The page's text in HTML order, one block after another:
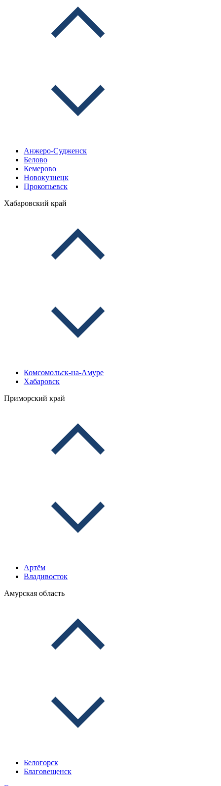
Анжеро-Судженск
Белово
Кемерово
Новокузнецк
Прокопьевск
Хабаровский край
Комсомольск-на-Амуре
Хабаровск
Приморский край
Артём
Владивосток
Амурская область
Белогорск
Благовещенск